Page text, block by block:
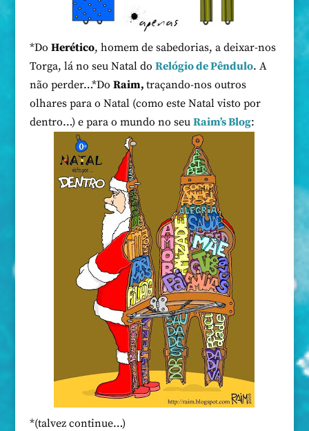
*Do Herético, homem de sabedorias, a deixar-nos
Torga, lá no seu Natal do Relógio de Pêndulo. A
não perder…*Do Raim, traçando-nos outros
olhares para o Natal (como este Natal visto por
dentro…) e para o mundo no seu Raim’s Blog:
*(talvez continue…)